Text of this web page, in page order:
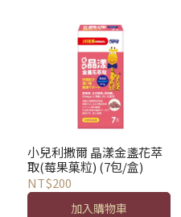
小兒利撒爾 晶漾金盞花萃
取(莓果菓粒) (7包/盒)
NT$200
加入購物車